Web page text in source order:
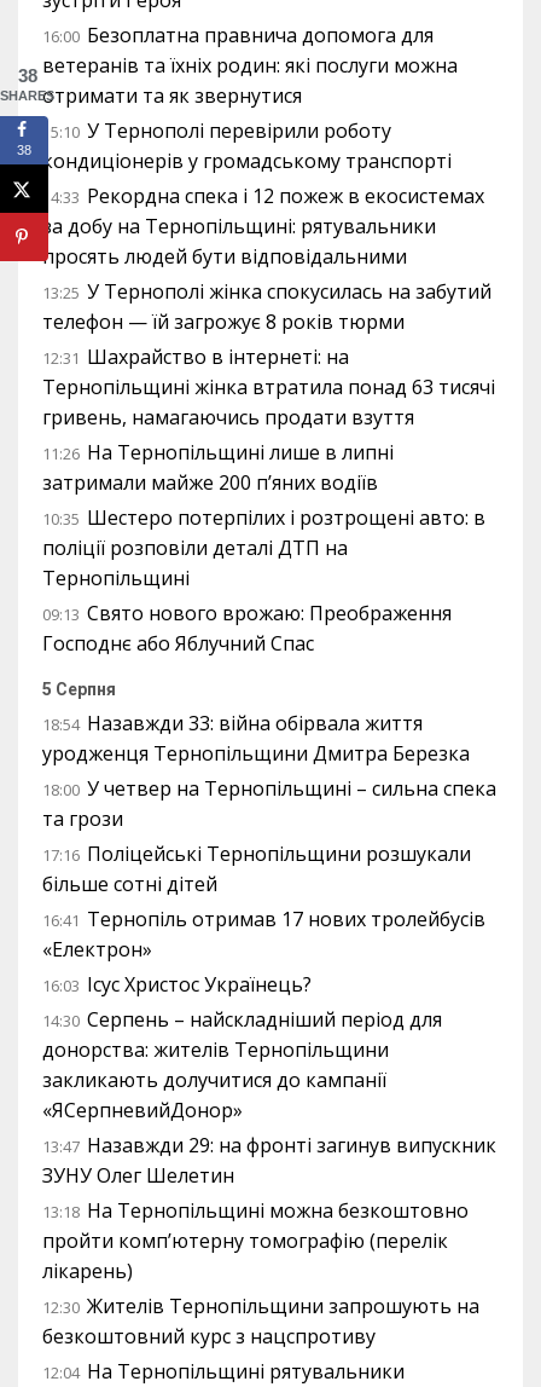
16:00 Безоплатна правнича допомога для
ветеранів та їхніх родин: які послуги можна
отримати та як звернутися
15:10 У Тернополі перевірили роботу
кондиціонерів у громадському транспорті
14:33 Рекордна спека і 12 пожеж в екосистемах
за добу на Тернопільщині: рятувальники
просять людей бути відповідальними
13:25 У Тернополі жінка спокусилась на забутий
телефон — їй загрожує 8 років тюрми
12:31 Шахрайство в інтернеті: на
Тернопільщині жінка втратила понад 63 тисячі
гривень, намагаючись продати взуття
11:26 На Тернопільщині лише в липні
затримали майже 200 п’яних водіїв
10:35 Шестеро потерпілих і розтрощені авто: в
поліції розповіли деталі ДТП на
Тернопільщині
09:13 Свято нового врожаю: Преображення
Господнє або Яблучний Спас
5 Серпня
18:54 Назавжди 33: війна обірвала життя
уродженця Тернопільщини Дмитра Березка
18:00 У четвер на Тернопільщині – сильна спека
та грози
17:16 Поліцейські Тернопільщини розшукали
більше сотні дітей
16:41 Тернопіль отримав 17 нових тролейбусів
«Електрон»
16:03 Ісус Христос Українець?
14:30 Серпень – найскладніший період для
донорства: жителів Тернопільщини
закликають долучитися до кампанії
«ЯСерпневийДонор»
13:47 Назавжди 29: на фронті загинув випускник
ЗУНУ Олег Шелетин
13:18 На Тернопільщині можна безкоштовно
пройти комп’ютерну томографію (перелік
лікарень)
12:30 Жителів Тернопільщини запрошують на
безкоштовний курс з нацспротиву
12:04 На Тернопільщині рятувальники
38
SHARES
38